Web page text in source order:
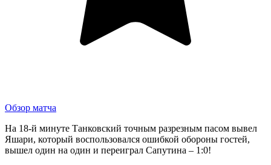
Обзор матча
На 18-й минуте Танковский точным разрезным пасом вывел
Яшари, который воспользовался ошибкой обороны гостей,
вышел один на один и переиграл Сапутина – 1:0!